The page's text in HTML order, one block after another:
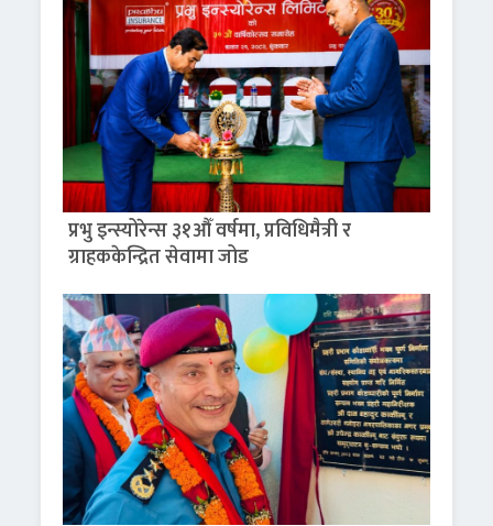
प्रभु इन्स्योरेन्स ३१औँ वर्षमा, प्रविधिमैत्री र
ग्राहककेन्द्रित सेवामा जोड